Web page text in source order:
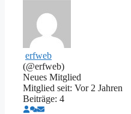
erfweb
(@erfweb)
Neues Mitglied
Mitglied seit: Vor 2 Jahren
Beiträge: 4